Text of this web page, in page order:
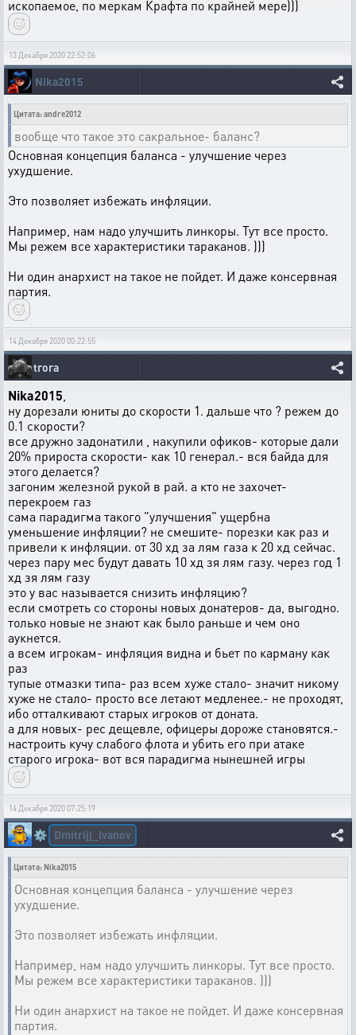
ископаемое, по меркам Крафта по крайней мере)))
13 Декабря 2020 22:52:06
Nika2015
Цитата: andre2012
вообще что такое это сакральное- баланс?
Основная концепция баланса - улучшение через
ухудшение.
Это позволяет избежать инфляции.
Например, нам надо улучшить линкоры. Тут все просто.
Мы режем все характеристики тараканов. )))
Ни один анархист на такое не пойдет. И даже консервная
партия.
14 Декабря 2020 00:22:55
trora
Nika2015
ну дорезали юниты до скорости 1. дальше что ? режем до
0.1 скорости?
все дружно задонатили , накупили офиков- которые дали
20% прироста скорости- как 10 генерал.- вся байда для
этого делается?
загоним железной рукой в рай. а кто не захочет-
перекроем газ
сама парадигма такого "улучшения" ущербна
уменьшение инфляции? не смешите- порезки как раз и
привели к инфляции. от 30 хд за лям газа к 20 хд сейчас.
через пару мес будут давать 10 хд зя лям газу. через год 1
хд зя лям газу
это у вас называется снизить инфляцию?
если смотреть со стороны новых донатеров- да, выгодно.
только новые не знают как было раньше и чем оно
аукнется.
а всем игрокам- инфляция видна и бьет по карману как
раз
тупые отмазки типа- раз всем хуже стало- значит никому
хуже не стало- просто все летают медленее.- не проходят,
ибо отталкивают старых игроков от доната.
а для новых- рес дещевле, офицеры дороже становятся.-
настроить кучу слабого флота и убить его при атаке
старого игрока- вот вся парадигма нынешней игры
14 Декабря 2020 07:25:19
⚙️ Dmitrijj_Ivanov
Цитата: Nika2015
Основная концепция баланса - улучшение через
ухудшение.
Это позволяет избежать инфляции.
Например, нам надо улучшить линкоры. Тут все просто.
Мы режем все характеристики тараканов. )))
Ни один анархист на такое не пойдет. И даже консервная
партия.